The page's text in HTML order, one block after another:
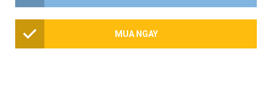
MUA NGAY